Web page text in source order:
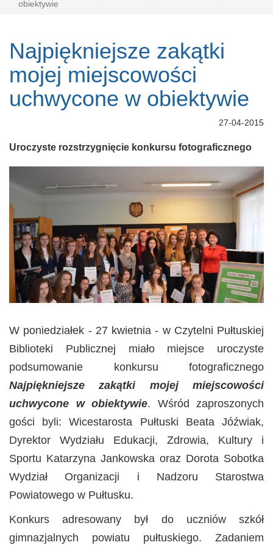
obiektywie
Najpiękniejsze zakątki
mojej miejscowości
uchwycone w obiektywie
27-04-2015
Uroczyste rozstrzygnięcie konkursu fotograficznego
W poniedziałek - 27 kwietnia - w Czytelni Pułtuskiej
Biblioteki Publicznej miało miejsce uroczyste
podsumowanie konkursu fotograficznego
Najpiękniejsze zakątki mojej miejscowości
uchwycone w obiektywie. Wśród zaproszonych
gości byli: Wicestarosta Pułtuski Beata Jóźwiak,
Dyrektor Wydziału Edukacji, Zdrowia, Kultury i
Sportu Katarzyna Jankowska oraz Dorota Sobotka
Wydział Organizacji i Nadzoru Starostwa
Powiatowego w Pułtusku.
Konkurs adresowany był do uczniów szkół
gimnazjalnych powiatu pułtuskiego. Zadaniem